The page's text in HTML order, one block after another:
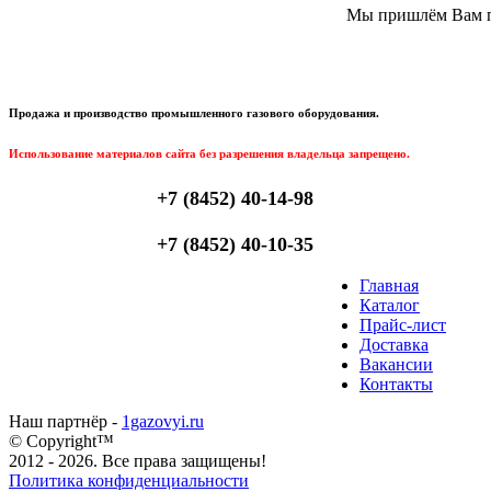
Мы пришлём Вам
Продажа и производство промышленного газового оборудования.
Использование материалов сайта без разрешения владельца запрещено.
+7 (8452) 40-14-98
+7 (8452) 40-10-35
Главная
Каталог
Прайс-лист
Доставка
Вакансии
Контакты
Наш партнёр - 1gazovyi.ru
© Copyright™
2012 - 2026. Все права защищены!
Политика конфиденциальности